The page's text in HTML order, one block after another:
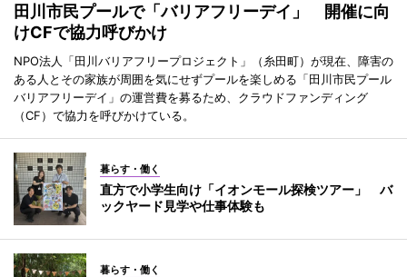
田川市民プールで「バリアフリーデイ」 開催に向
けCFで協力呼びかけ
NPO法人「田川バリアフリープロジェクト」（糸田町）が現在、障害の
ある人とその家族が周囲を気にせずプールを楽しめる「田川市民プール
バリアフリーデイ」の運営費を募るため、クラウドファンディング
（CF）で協力を呼びかけている。
暮らす・働く
直方で小学生向け「イオンモール探検ツアー」 バ
ックヤード見学や仕事体験も
暮らす・働く